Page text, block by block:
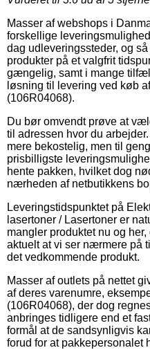
Masser af webshops i
forskellige
dag udleveringssteder, og
produkter på et valgfrit
gængelig, samt i mange
løsning til levering ved køb
(106R04068).
Du bør omvendt prøve at
til adressen hvor du
mere bekostelig, men til
prisbilligste
hente pakken, hvilket dog
nærheden af netbutikkens
Leveringstidspunktet på
lasertoner / Lasertoner er
mangler produktet nu og
aktuelt at vi ser nærmere på
det vedkommende produkt.
Masser af outlets på nettet
af deres varenumre,
(106R04068), der dog
anbringes tidligere end et
formål at de sandsynligvis
forud for at pakkepersonalet